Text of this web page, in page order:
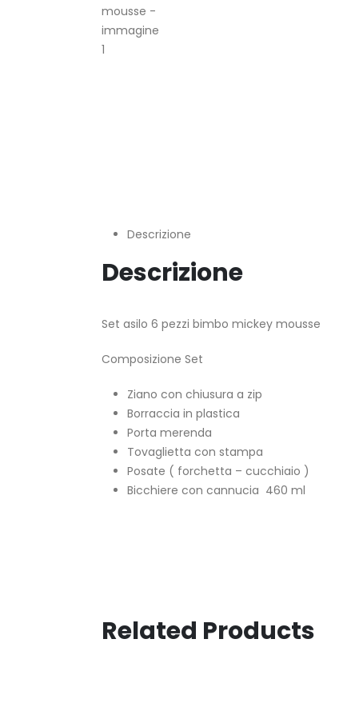
Descrizione
Descrizione
Set asilo 6 pezzi bimbo mickey mousse
Composizione Set
Ziano con chiusura a zip
Borraccia in plastica
Porta merenda
Tovaglietta con stampa
Posate ( forchetta – cucchiaio )
Bicchiere con cannucia 460 ml
Related Products